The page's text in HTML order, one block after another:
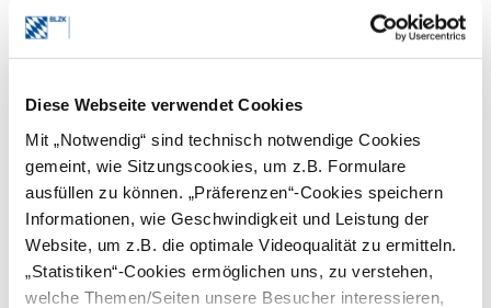
Diese Webseite verwendet Cookies
Mit „Notwendig“ sind technisch notwendige Cookies
gemeint, wie Sitzungscookies, um z.B. Formulare
ausfüllen zu können. „Präferenzen“-Cookies speichern
Informationen, wie Geschwindigkeit und Leistung der
Website, um z.B. die optimale Videoqualität zu ermitteln.
„Statistiken“-Cookies ermöglichen uns, zu verstehen,
welche Themen/Seiten unsere Besucher interessieren,
VV teilnehmen?
Die Sitzungen der Vollversammlung sind
öffentlich (§ 15 Satzung der BLZK). Das
heißt, jeder Zahnarzt, aber auch jeder
andere Interessierte kann an der
Vollsammlung teilnehmen. Ort und Zeit
der jeweiligen Sitzung werden in der
vorläufigen Tagesordnung der
Vollversammlung (PDF | 450 KB)
festgelegt und veröffentlicht.